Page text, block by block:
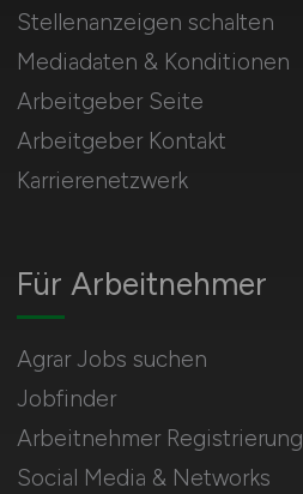
Für Arbeitnehmer
Agrar Jobs suchen
Jobfinder
Arbeitnehmer Registrierung
Social Media & Networks
Stellenanzeigen schalten
Mediadaten & Konditionen
Arbeitgeber Seite
Arbeitgeber Kontakt
Karrierenetzwerk